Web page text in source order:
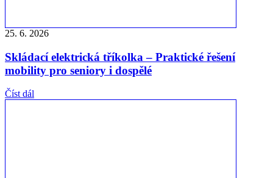
25. 6. 2026
Skládací elektrická tříkolka – Praktické řešení
mobility pro seniory i dospělé
Číst dál